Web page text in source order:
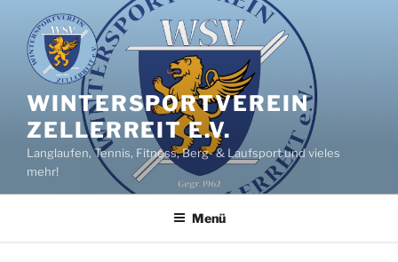
Inhalt
springen
WINTERSPORTVEREIN
ZELLERREIT E.V.
Langlaufen, Tennis, Fitness, Berg- & Laufsport und vieles
mehr!
Menü